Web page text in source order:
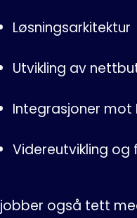
Løsningsarkitektur
Utvikling av
Integrasjoner mot
Videreutvikling og
også tett